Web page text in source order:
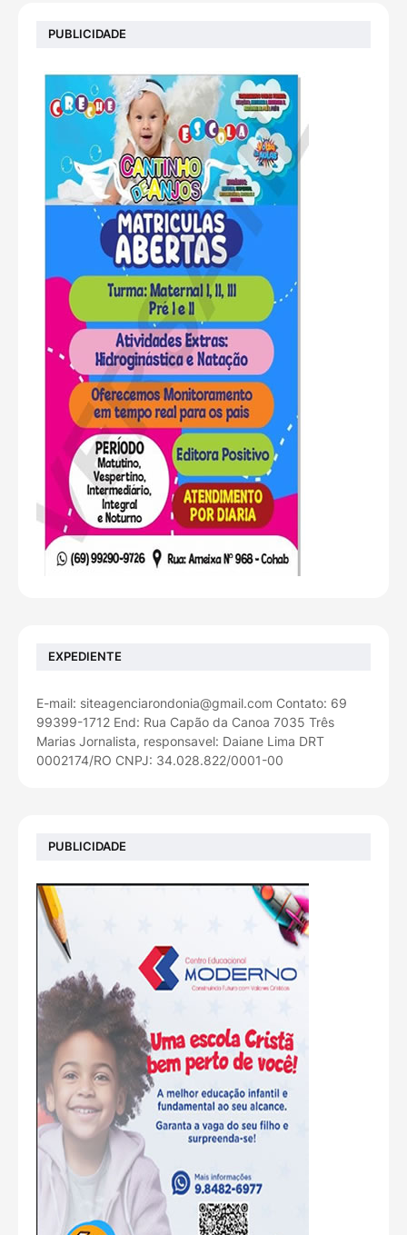
PUBLICIDADE
EXPEDIENTE
E-mail: siteagenciarondonia@gmail.com Contato: 69
99399-1712 End: Rua Capão da Canoa 7035 Três
Marias Jornalista, responsavel: Daiane Lima DRT
0002174/RO CNPJ: 34.028.822/0001-00
PUBLICIDADE